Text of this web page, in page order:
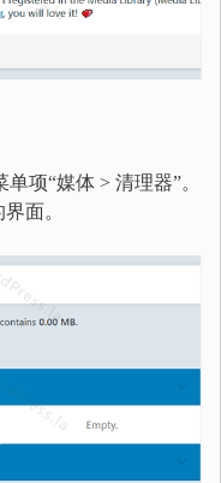
项“媒体 > 清理器”。
面。